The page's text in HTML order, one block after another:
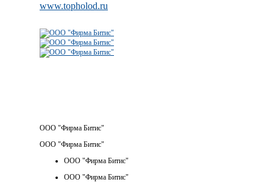
www.topholod.ru
ООО "Фирма Битис"
ООО "Фирма Битис"
ООО "Фирма Битис"
ООО "Фирма Битис"